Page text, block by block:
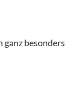
ganz besonders